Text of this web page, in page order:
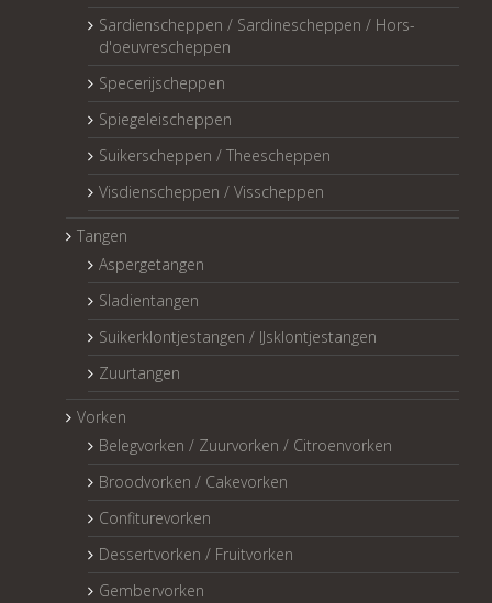
Sardienscheppen / Sardinescheppen / Hors-
d'oeuvrescheppen
Specerijscheppen
Spiegeleischeppen
Suikerscheppen / Theescheppen
Visdienscheppen / Visscheppen
Tangen
Aspergetangen
Sladientangen
Suikerklontjestangen / IJsklontjestangen
Zuurtangen
Vorken
Belegvorken / Zuurvorken / Citroenvorken
Broodvorken / Cakevorken
Confiturevorken
Dessertvorken / Fruitvorken
Gembervorken